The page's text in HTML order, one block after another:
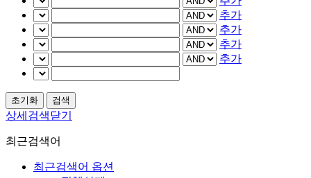
추가
추가
추가
추가
상세검색닫기
최근검색어
최근검색어 옵션